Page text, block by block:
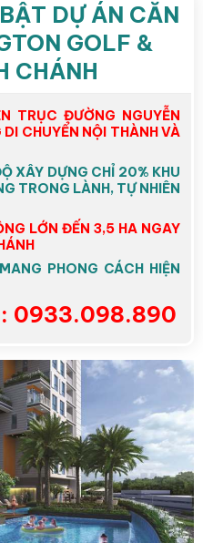
DỰ ÁN CĂN
GOLF &
CHÁNH
TRỤC ĐƯỜNG NGUYỄN
CHUYỂN NỘI THÀNH VÀ
XÂY DỰNG CHỈ 20% KHU
TRONG LÀNH, TỰ NHIÊN
LỚN ĐẾN 3,5 HA NGAY
PHONG CÁCH HIỆN
0933.098.890